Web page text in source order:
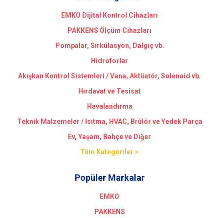
EMKO Dijital Kontrol Cihazları
PAKKENS Ölçüm Cihazları
Pompalar, Sirkülasyon, Dalgıç vb.
Hidroforlar
Akışkan Kontrol Sistemleri / Vana, Aktüatör, Solenoid vb.
Hırdavat ve Tesisat
Havalandırma
Teknik Malzemeler / Isıtma, HVAC, Brülör ve Yedek Parça
Ev, Yaşam, Bahçe ve Diğer
Tüm Kategoriler >
Popüler Markalar
EMKO
PAKKENS